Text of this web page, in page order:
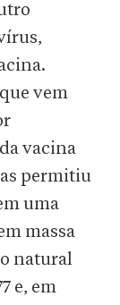
vem
vacina
permitiu
uma
massa
natural
e, em